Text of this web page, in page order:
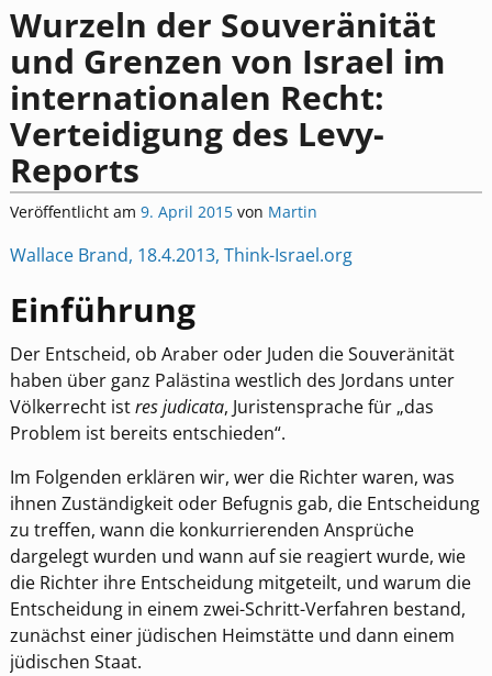
Wurzeln der Souveränität
und Grenzen von Israel im
internationalen Recht:
Verteidigung des Levy-
Reports
Veröffentlicht am 9. April 2015 von Martin
Wallace Brand, 18.4.2013, Think-Israel.org
Einführung
Der Entscheid, ob Araber oder Juden die Souveränität
haben über ganz Palästina westlich des Jordans unter
Völkerrecht istres judicata, Juristensprache für „das
Problem ist bereits entschieden“.
Im Folgenden erklären wir, wer die Richter waren, was
ihnen Zuständigkeit oder Befugnis gab, die Entscheidung
zu treffen, wann die konkurrierenden Ansprüche
dargelegt wurden und wann auf sie reagiert wurde, wie
die Richter ihre Entscheidung mitgeteilt, und warum die
Entscheidung in einem zwei-Schritt-Verfahren bestand,
zunächst einer jüdischen Heimstätte und dann einem
jüdischen Staat.